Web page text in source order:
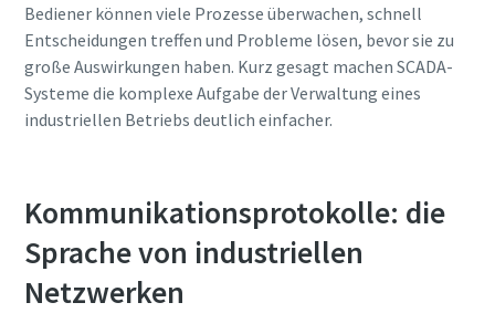
Bediener können viele Prozesse überwachen, schnell
Entscheidungen treffen und Probleme lösen, bevor sie zu
große Auswirkungen haben. Kurz gesagt machen SCADA-
Systeme die komplexe Aufgabe der Verwaltung eines
industriellen Betriebs deutlich einfacher.
Kommunikationsprotokolle: die
Sprache von industriellen
Netzwerken